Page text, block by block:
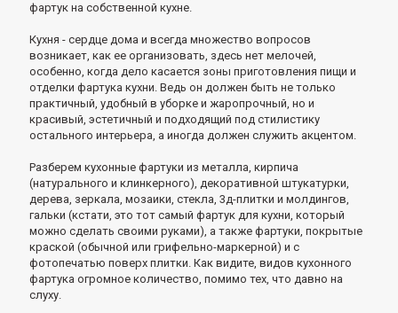
фартук на собственной кухне.
Кухня - сердце дома и всегда множество вопросов
возникает, как ее организовать, здесь нет мелочей,
особенно, когда дело касается зоны приготовления пищи и
отделки фартука кухни. Ведь он должен быть не только
практичный, удобный в уборке и жаропрочный, но и
красивый, эстетичный и подходящий под стилистику
остального интерьера, а иногда должен служить акцентом.
Разберем кухонные фартуки из металла, кирпича
(натурального и клинкерного), декоративной штукатурки,
дерева, зеркала, мозаики, стекла, 3д-плитки и молдингов,
гальки (кстати, это тот самый фартук для кухни, который
можно сделать своими руками), а также фартуки, покрытые
краской (обычной или грифельно-маркерной) и с
фотопечатью поверх плитки. Как видите, видов кухонного
фартука огромное количество, помимо тех, что давно на
слуху.